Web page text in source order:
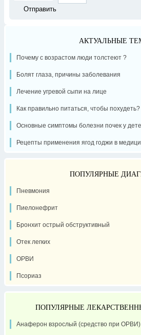
АКТУАЛЬНЫЕ
Почему с возрастом люди толстеют ?
Болят глаза, причины заболевания
Лечение угревой сыпи на лице
Как правильно питаться, чтобы похудеть?
Основные симптомы болезни почек у
Рецепты применения ягод годжи в
ПОПУЛЯРНЫЕ
Пневмония
Пиелонефрит
Бронхит острый обструктивный
Отек легких
ОРВИ
Псориаз
ПОПУЛЯРНЫЕ
Анаферон взрослый (средство при ОРВИ)